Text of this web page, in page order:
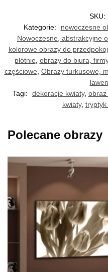
SKU:
Kategorie:
nowoczesne
Nowoczesne, abstrakcyjne
kolorowe obrazy do
płótnie obrazy do biura,
częściowe Obrazy turkusowe,
Tagi:
dekoracje kwiaty, obraz
kwiaty,
Polecane obrazy